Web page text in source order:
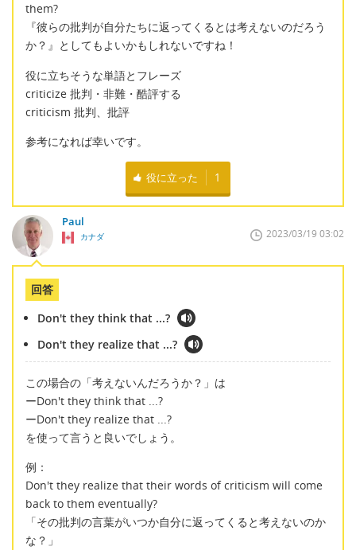
them?
『彼らの批判が自分たちに返ってくるとは考えないのだろう
か？』としてもよいかもしれないですね！
役に立ちそうな単語とフレーズ
criticize 批判・非難・酷評する
criticism 批判、批評
参考になれば幸いです。
役に立った 1
Paul
カナダ 2023/03/19 03:02
回答
Don't they think that ...?
Don't they realize that ...?
この場合の「考えないんだろうか？」は
ーDon't they think that ...?
ーDon't they realize that ...?
を使って言うと良いでしょう。
例：
Don't they realize that their words of criticism will come
back to them eventually?
「その批判の言葉がいつか自分に返ってくると考えないのか
な？」